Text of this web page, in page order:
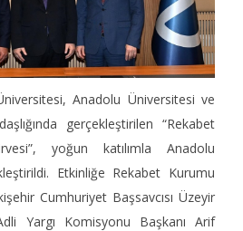
Anadolu Üniversitesi ve
gerçekleştirilen “Rekabet
yoğun katılımla Anadolu
Etkinliğe Rekabet Kurumu
Cumhuriyet Başsavcısı Üzeyir
Yargı Komisyonu Başkanı Arif